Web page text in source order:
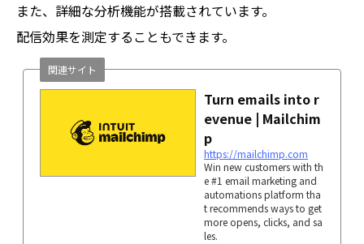
また、詳細な分析機能が搭載されています。
配信効果を測定することもできます。
Turn emails into r
evenue | Mailchim
p
https://mailchimp.com
Win new customers with th
e #1 email marketing and
automations platform tha
t recommends ways to get
more opens, clicks, and sa
les.
関連サイト